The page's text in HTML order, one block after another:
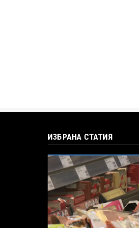
ИЗБРАНА СТАТИЯ